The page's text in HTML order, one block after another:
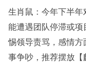
生肖鼠：今年下半
能遭遇团队停滞或项
惕领导责骂，感情方
事争吵，推荐摆放